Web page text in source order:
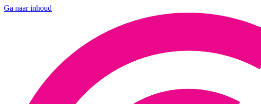
Ga naar inhoud